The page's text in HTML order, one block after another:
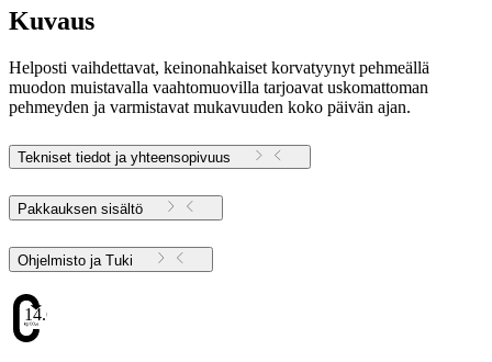
Kuvaus
Helposti vaihdettavat, keinonahkaiset korvatyynyt pehmeällä
muodon muistavalla vaahtomuovilla tarjoavat uskomattoman
pehmeyden ja varmistavat mukavuuden koko päivän ajan.
Tekniset tiedot ja yhteensopivuus
Pakkauksen sisältö
Ohjelmisto ja Tuki
14.63